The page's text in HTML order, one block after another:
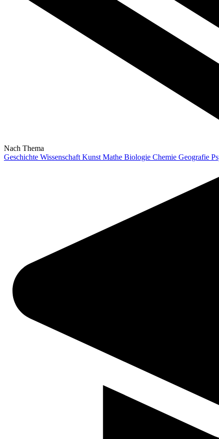
Nach Thema
Geschichte Wissenschaft Kunst Mathe Biologie Chemie Geografie